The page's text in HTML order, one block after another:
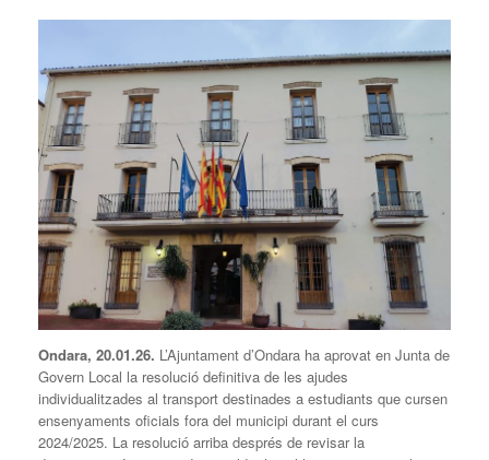
Ondara, 20.01.26. L’Ajuntament d’Ondara ha aprovat en Junta de
Govern Local la resolució definitiva de les ajudes
individualitzades al transport destinades a estudiants que cursen
ensenyaments oficials fora del municipi durant el curs
2024/2025. La resolució arriba després de revisar la